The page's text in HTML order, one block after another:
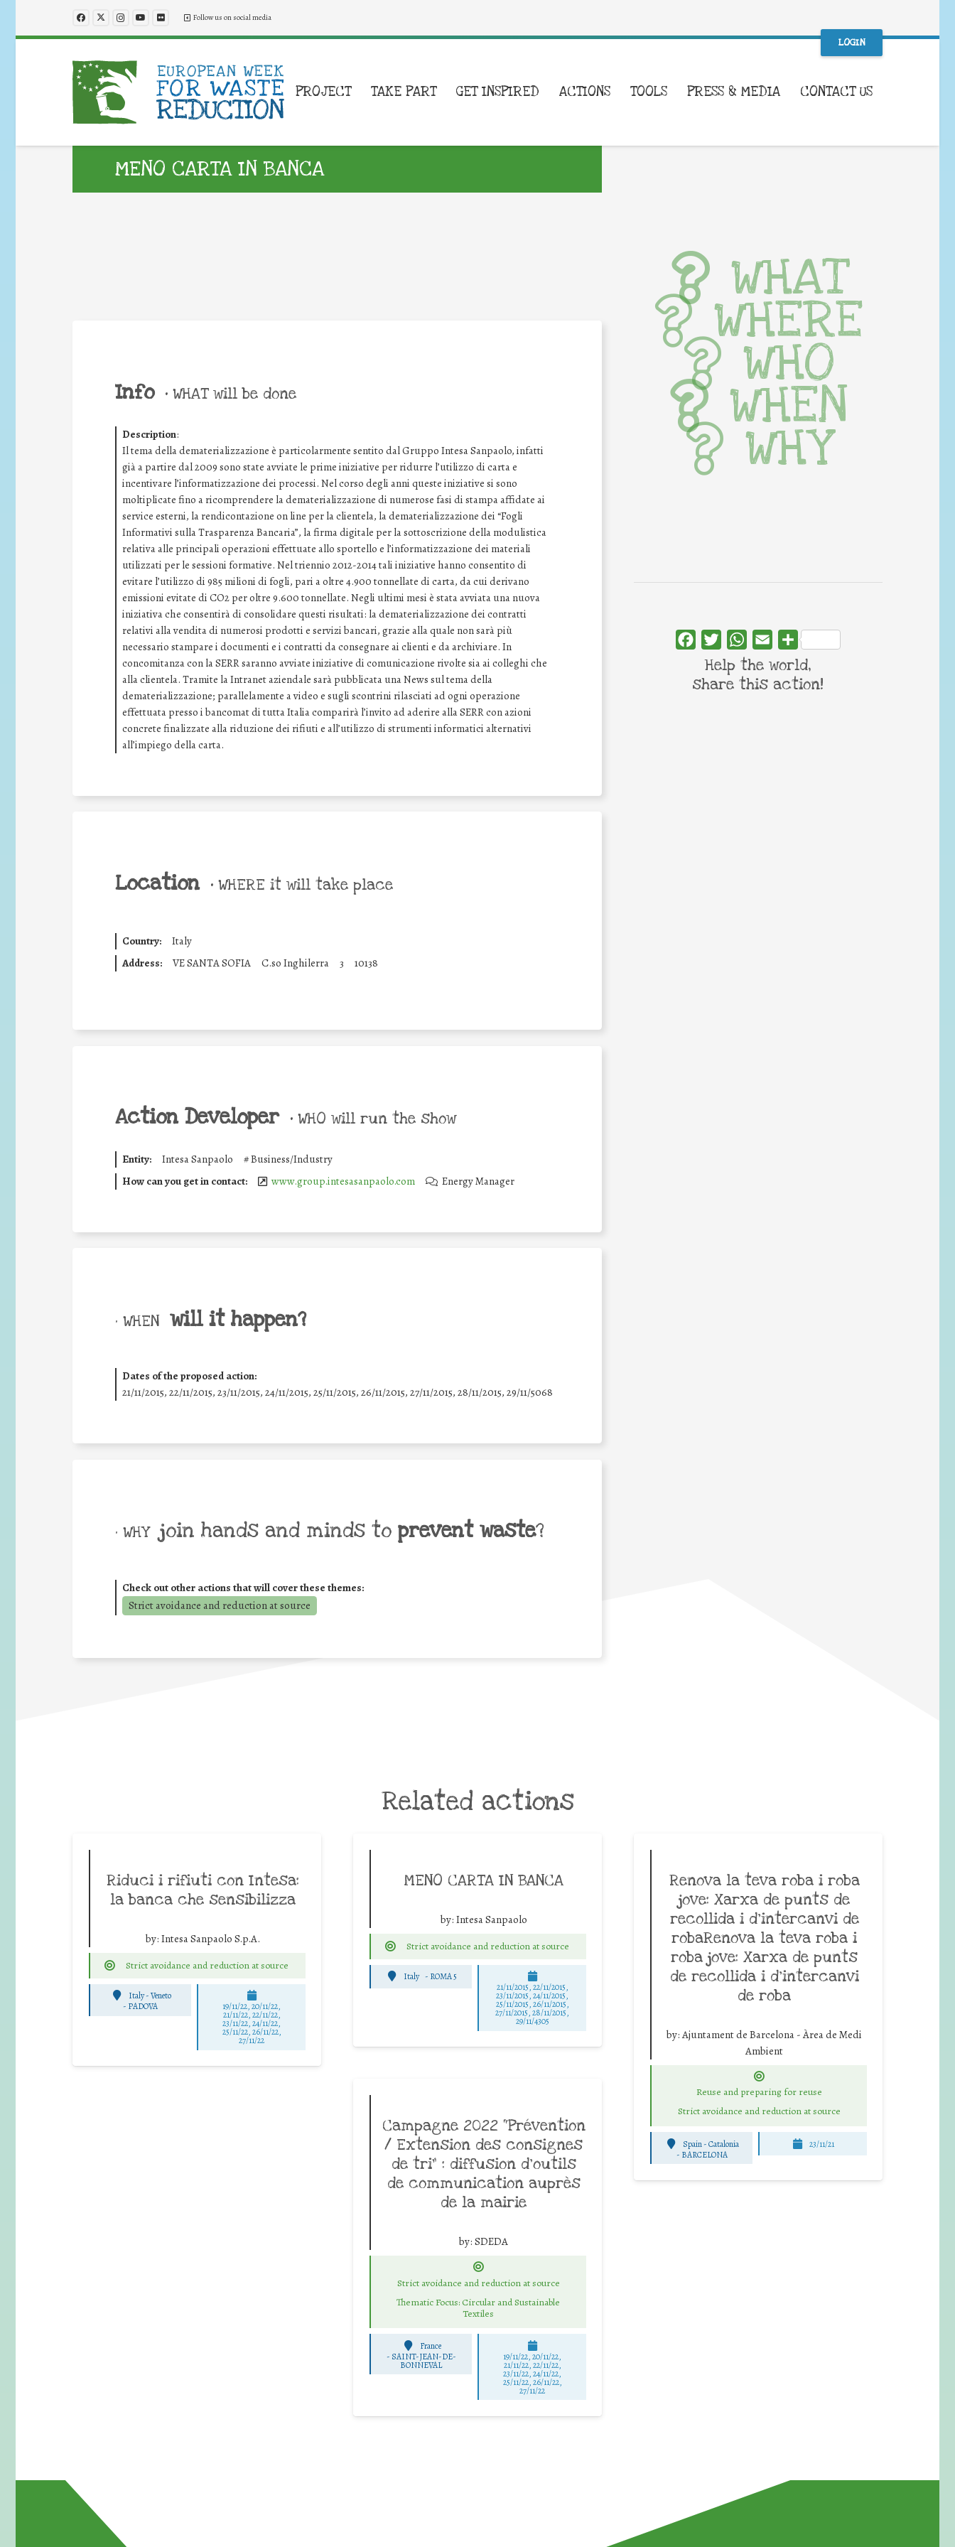
Follow us on social media
LOGIN
PROJECT TAKE PART GET INSPIRED ACTIONS TOOLS PRESS & MEDIA CONTACT US
MENO CARTA IN BANCA
Info • WHAT will be done
Description:
Il tema della dematerializzazione è particolarmente sentito dal Gruppo Intesa Sanpaolo, infatti
già a partire dal 2009 sono state avviate le prime iniziative per ridurre l’utilizzo di carta e
incentivare l’informatizzazione dei processi. Nel corso degli anni queste iniziative si sono
moltiplicate fino a ricomprendere la dematerializzazione di numerose fasi di stampa affidate ai
service esterni, la rendicontazione on line per la clientela, la dematerializzazione dei “Fogli
Informativi sulla Trasparenza Bancaria”, la firma digitale per la sottoscrizione della modulistica
relativa alle principali operazioni effettuate allo sportello e l’informatizzazione dei materiali
utilizzati per le sessioni formative. Nel triennio 2012-2014 tali iniziative hanno consentito di
evitare l’utilizzo di 985 milioni di fogli, pari a oltre 4.900 tonnellate di carta, da cui derivano
emissioni evitate di CO2 per oltre 9.600 tonnellate. Negli ultimi mesi è stata avviata una nuova
iniziativa che consentirà di consolidare questi risultati: la dematerializzazione dei contratti
relativi alla vendita di numerosi prodotti e servizi bancari, grazie alla quale non sarà più
necessario stampare i documenti e i contratti da consegnare ai clienti e da archiviare. In
concomitanza con la SERR saranno avviate iniziative di comunicazione rivolte sia ai colleghi che
alla clientela. Tramite la Intranet aziendale sarà pubblicata una News sul tema della
dematerializzazione; parallelamente a video e sugli scontrini rilasciati ad ogni operazione
effettuata presso i bancomat di tutta Italia comparirà l’invito ad aderire alla SERR con azioni
concrete finalizzate alla riduzione dei rifiuti e all’utilizzo di strumenti informatici alternativi
all’impiego della carta.
Location • WHERE it will take place
Country:
Italy
Address:
VE SANTA SOFIA C.so Inghilerra 3 10138
Action Developer • WHO will run the show
Entity: Intesa Sanpaolo #Business/Industry
How can you get in contact:
www.group.intesasanpaolo.com Energy Manager
• WHEN will it happen?
Dates of the proposed action:
21/11/2015, 22/11/2015, 23/11/2015, 24/11/2015, 25/11/2015, 26/11/2015, 27/11/2015, 28/11/2015, 29/11/5068
• WHY join hands and minds to prevent waste?
Check out other actions that will cover these themes:
Strict avoidance and reduction at source
WHAT
WHERE
WHO
WHEN
WHY
FacebookTwitterWhatsApp
Email Share
Help the world,
share this action!
Related actions
Riduci i rifiuti con Intesa:
la banca che sensibilizza
by: Intesa Sanpaolo S.p.A.
Strict avoidance and reduction at source
Italy - Veneto
- PADOVA 19/11/22, 20/11/22,
21/11/22, 22/11/22,
23/11/22, 24/11/22,
25/11/22, 26/11/22,
27/11/22
MENO CARTA IN BANCA
by: Intesa Sanpaolo
Strict avoidance and reduction at source
Italy - ROMA 5
21/11/2015, 22/11/2015,
23/11/2015, 24/11/2015,
25/11/2015, 26/11/2015,
27/11/2015, 28/11/2015,
29/11/4305
Renova la teva roba i roba
jove: Xarxa de punts de
recollida i d’intercanvi de
robaRenova la teva roba i
roba jove: Xarxa de punts
de recollida i d’intercanvi
de roba
by:Ajuntament de Barcelona - Àrea de Medi
Ambient
Reuse and preparing for reuse
Strict avoidance and reduction at source
Spain - Catalonia
- BARCELONA
23/11/21
Campagne 2022 “Prévention
/ Extension des consignes
de tri” : diffusion d’outils
de communication auprès
de la mairie
by: SDEDA
Strict avoidance and reduction at source
Thematic Focus: Circular and Sustainable
Textiles
France
- SAINT-JEAN-DE-
BONNEVAL
19/11/22, 20/11/22,
21/11/22, 22/11/22,
23/11/22, 24/11/22,
25/11/22, 26/11/22,
27/11/22